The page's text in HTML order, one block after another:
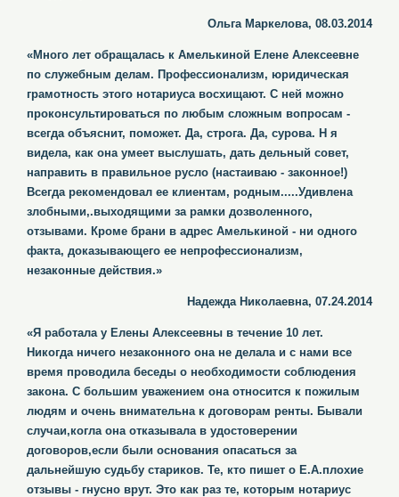
Ольга Маркелова, 08.03.2014
«Много лет обращалась к Амелькиной Елене Алексеевне
по служебным делам. Профессионализм, юридическая
грамотность этого нотариуса восхищают. С ней можно
проконсультироваться по любым сложным вопросам -
всегда объяснит, поможет. Да, строга. Да, сурова. Н я
видела, как она умеет выслушать, дать дельный совет,
направить в правильное русло (настаиваю - законное!)
Всегда рекомендовал ее клиентам, родным.....Удивлена
злобными,.выходящими за рамки дозволенного,
отзывами. Кроме брани в адрес Амелькиной - ни одного
факта, доказывающего ее непрофессионализм,
незаконные действия.»
Надежда Николаевна, 07.24.2014
«Я работала у Елены Алексеевны в течение 10 лет.
Никогда ничего незаконного она не делала и с нами все
время проводила беседы о необходимости соблюдения
закона. С большим уважением она относится к пожилым
людям и очень внимательна к договорам ренты. Бывали
случаи,когла она отказывала в удостоверении
договоров,если были основания опасаться за
дальнейшую судьбу стариков. Те, кто пишет о Е.А.плохие
отзывы - гнусно врут. Это как раз те, которым нотариус